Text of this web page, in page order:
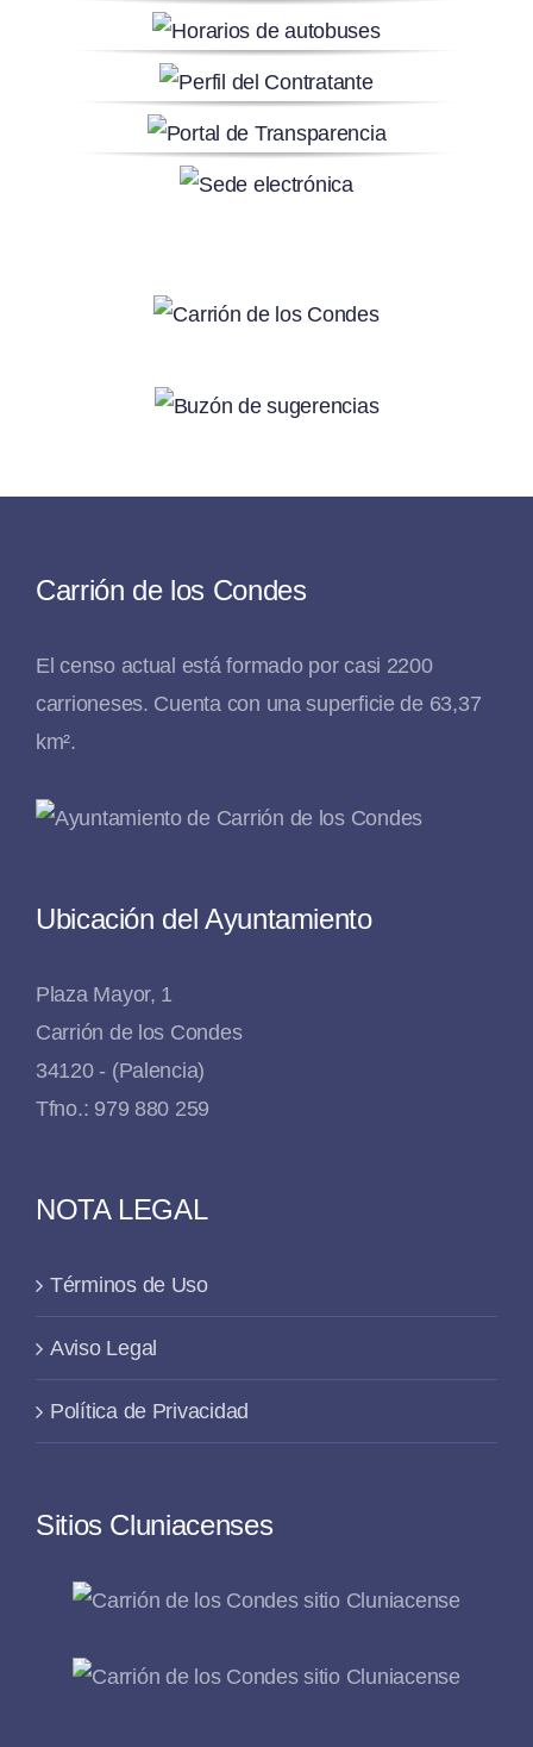
Carrión de los Condes
El censo actual está formado por casi 2200
carrioneses. Cuenta con una superficie de 63,37
km².
Ubicación del Ayuntamiento
Plaza Mayor, 1
Carrión de los Condes
34120 - (Palencia)
Tfno.: 979 880 259
NOTA LEGAL
Términos de Uso
Aviso Legal
Política de Privacidad
Sitios Cluniacenses